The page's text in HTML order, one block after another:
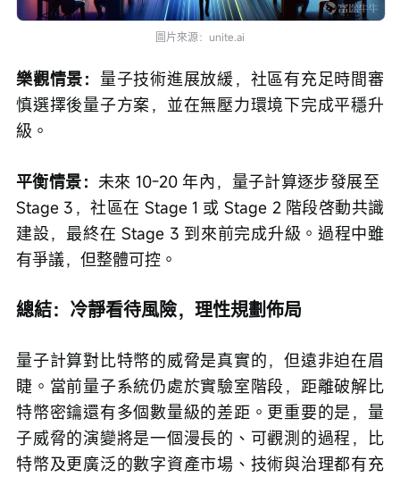
圖片來源：unite.ai
樂觀情景： 量子技術進展放緩，社區有充足時間審
慎選擇後量子方案，並在無壓力環境下完成平穩升
級。
平衡情景： 未來 10-20 年內，量子計算逐步發展至
Stage 3，社區在 Stage 1 或 Stage 2 階段啓動共識
建設，最終在 Stage 3 到來前完成升級。過程中雖
有爭議，但整體可控。
總結：冷靜看待風險，理性規劃佈局
量子計算對比特幣的威脅是真實的，但遠非迫在眉
睫。當前量子系統仍處於實驗室階段，距離破解比
特幣密鑰還有多個數量級的差距。更重要的是，量
子威脅的演變將是一個漫長的、可觀測的過程，比
特幣及更廣泛的數字資產市場、技術與治理都有充